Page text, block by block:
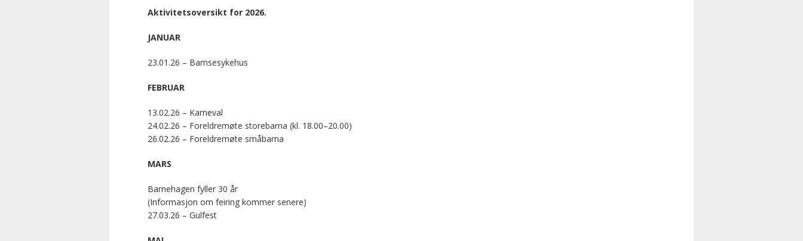
Aktivitetsoversikt for 2026.
JANUAR
23.01.26 – Bamsesykehus
FEBRUAR
13.02.26 – Karneval
24.02.26 – Foreldremøte storebarna (kl. 18.00–20.00)
26.02.26 – Foreldremøte småbarna
MARS
Barnehagen fyller 30 år
(Informasjon om feiring kommer senere)
27.03.26 – Gulfest